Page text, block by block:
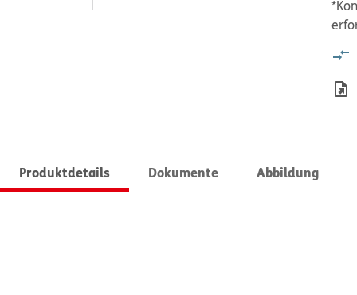
Produktdetails Dokumente Abbildung